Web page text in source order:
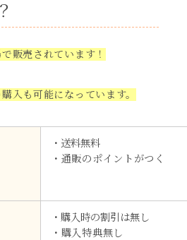
販売されています！
入も可能になっています。
・送料無料
・通販のポイントがつく
・購入時の割引は無し
・購入特典無し